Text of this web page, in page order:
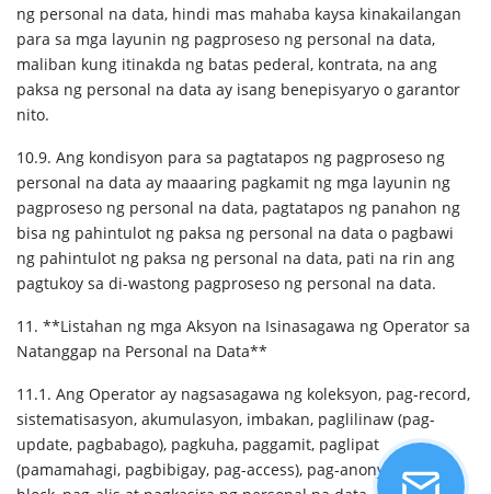
ng personal na data, hindi mas mahaba kaysa kinakailangan
para sa mga layunin ng pagproseso ng personal na data,
maliban kung itinakda ng batas pederal, kontrata, na ang
paksa ng personal na data ay isang benepisyaryo o garantor
nito.
10.9. Ang kondisyon para sa pagtatapos ng pagproseso ng
personal na data ay maaaring pagkamit ng mga layunin ng
pagproseso ng personal na data, pagtatapos ng panahon ng
bisa ng pahintulot ng paksa ng personal na data o pagbawi
ng pahintulot ng paksa ng personal na data, pati na rin ang
pagtukoy sa di-wastong pagproseso ng personal na data.
11. **Listahan ng mga Aksyon na Isinasagawa ng Operator sa
Natanggap na Personal na Data**
11.1. Ang Operator ay nagsasagawa ng koleksyon, pag-record,
sistematisasyon, akumulasyon, imbakan, paglilinaw (pag-
update, pagbabago), pagkuha, paggamit, paglipat
(pamamahagi, pagbibigay, pag-access), pag-anonymize, pag-